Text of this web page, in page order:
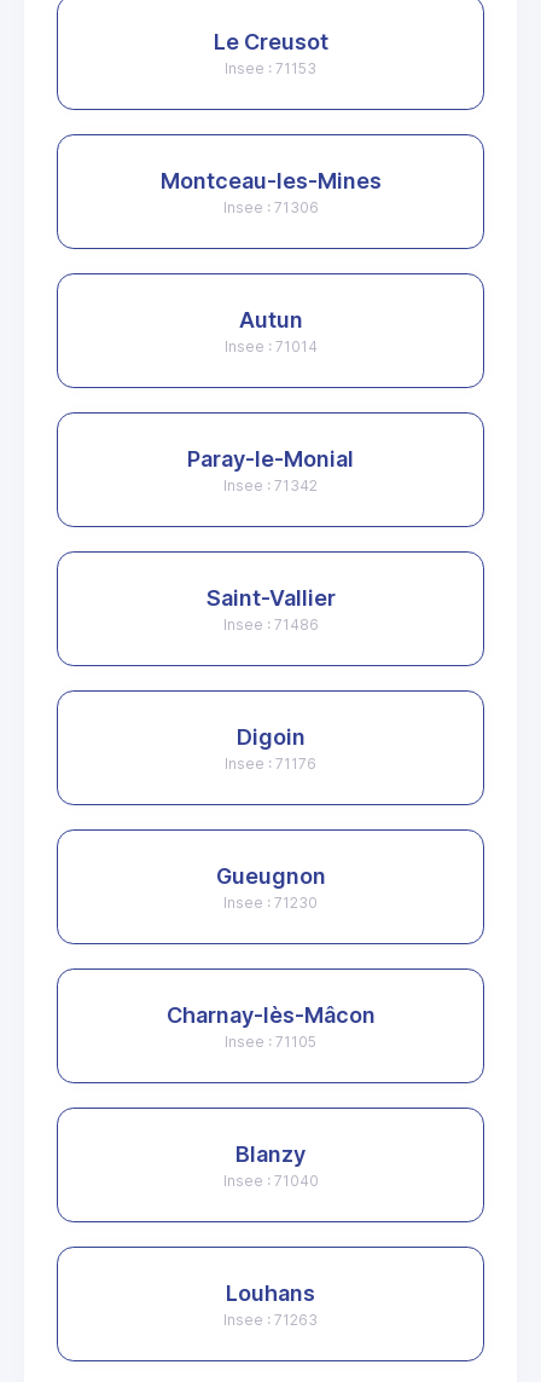
Le Creusot
Insee : 71153
Montceau-les-Mines
Insee : 71306
Autun
Insee : 71014
Paray-le-Monial
Insee : 71342
Saint-Vallier
Insee : 71486
Digoin
Insee : 71176
Gueugnon
Insee : 71230
Charnay-lès-Mâcon
Insee : 71105
Blanzy
Insee : 71040
Louhans
Insee : 71263